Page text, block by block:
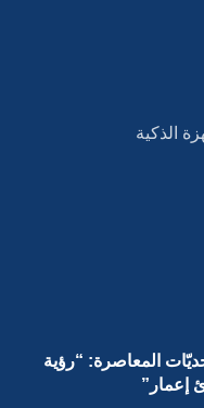
الذكية
المعاصرة: “رؤية
إعمار”